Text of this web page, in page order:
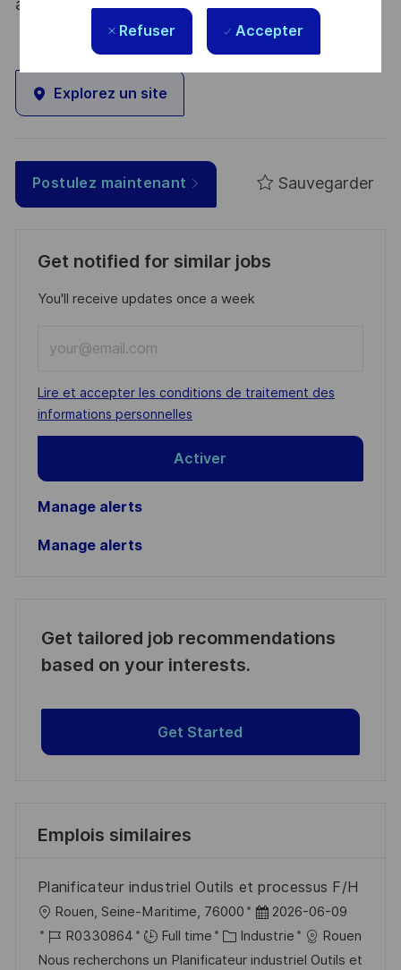
Refuser Accepter
atout. Postulez et rejoignez nous !
Explorez un site
Postulez maintenant Sauvegarder
Get notified for similar jobs
You'll receive updates once a week
Email
address
(Required)
Required
Lire et accepter les conditions de traitement des
informations personnelles
Activer
Manage alerts
Manage alerts
Get tailored job recommendations
based on your interests.
Get Started
Emplois similaires
Planificateur industriel Outils et processus F/H
o
c
Rouen, Seine-Maritime, 76000
D
a
t
2026-06-09
R
é
R0330864 Full time
C
a
Industrie
Rouen
Nous recherchons un Planificateur industriel Outils et